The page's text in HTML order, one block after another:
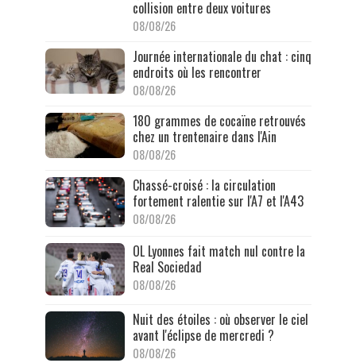
collision entre deux voitures
08/08/26
Journée internationale du chat : cinq
endroits où les rencontrer
08/08/26
180 grammes de cocaïne retrouvés
chez un trentenaire dans l'Ain
08/08/26
Chassé-croisé : la circulation
fortement ralentie sur l'A7 et l'A43
08/08/26
OL Lyonnes fait match nul contre la
Real Sociedad
08/08/26
Nuit des étoiles : où observer le ciel
avant l'éclipse de mercredi ?
08/08/26